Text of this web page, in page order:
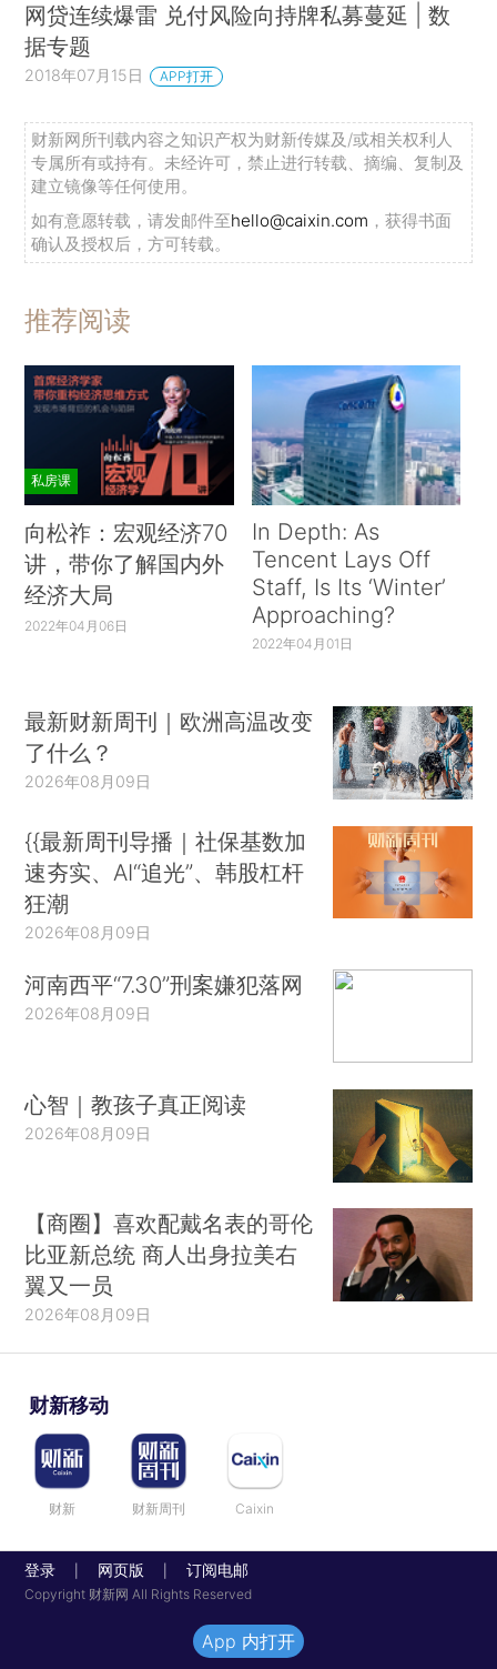
网贷连续爆雷 兑付风险向持牌私募蔓延 | 数
据专题
2018年07月15日 APP打开
财新网所刊载内容之知识产权为财新传媒及/或相关权利人
专属所有或持有。未经许可，禁止进行转载、摘编、复制及
建立镜像等任何使用。
如有意愿转载，请发邮件至hello@caixin.com ，获得书面
确认及授权后，方可转载。
推荐阅读
私房课
向松祚：宏观经济70
讲，带你了解国内外
经济大局
2022年04月06日
In Depth: As
Tencent Lays Off
Staff, Is Its ‘Winter’
Approaching?
2022年04月01日
最新财新周刊｜欧洲高温改变
了什么？
2026年08月09日
{{最新周刊导播｜社保基数加
速夯实、AI“追光”、韩股杠杆
狂潮
2026年08月09日
河南西平“7.30”刑案嫌犯落网
2026年08月09日
心智｜教孩子真正阅读
2026年08月09日
【商圈】喜欢配戴名表的哥伦
比亚新总统 商人出身拉美右
翼又一员
2026年08月09日
财新移动
财新 财新周刊 Caixin
登录 网页版 订阅电邮
Copyright 财新网 All Rights Reserved
App 内打开